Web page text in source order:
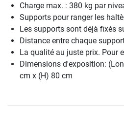
Charge max. : 380 kg par
Supports pour ranger les
Les supports sont déjà fixés
Distance entre chaque
La qualité au juste prix. Pour
Dimensions d'exposition:
cm x (H) 80 cm